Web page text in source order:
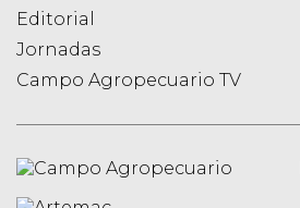
Editorial
Jornadas
Campo Agropecuario TV